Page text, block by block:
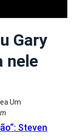
Gary
nele
Steven